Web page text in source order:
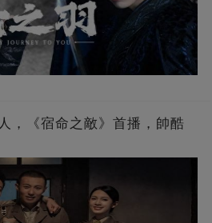
，《宿命之敵》首播，帥酷